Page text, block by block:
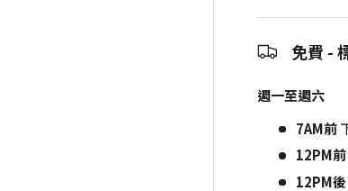
免費 -
週一至週六
7AM前
12PM前
12PM後